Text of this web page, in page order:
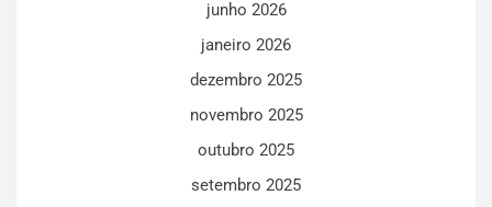
junho 2026
janeiro 2026
dezembro 2025
novembro 2025
outubro 2025
setembro 2025